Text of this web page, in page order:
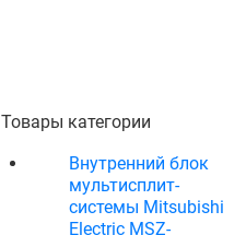
Товары категории
Внутренний блок
мультисплит-
системы Mitsubishi
Electric MSZ-